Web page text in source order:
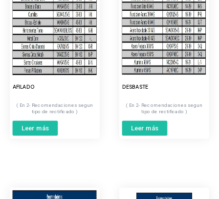
AFILADO
2- Recomendaciones segun
tipo de rectificado
Leer más
DESBASTE
2- Recomendaciones segun
tipo de rectificado
Leer más